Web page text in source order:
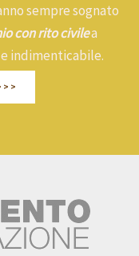
sempre sognato
con rito civilea
indimenticabile.